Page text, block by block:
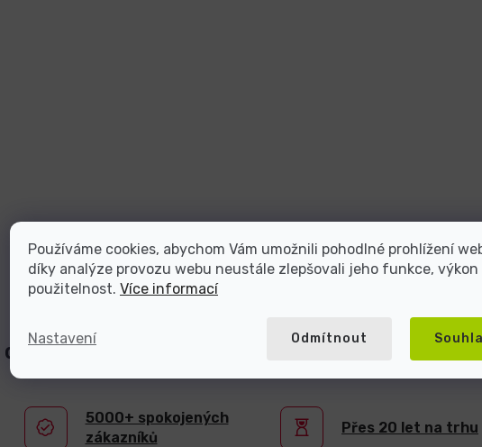
Používáme cookies, abychom Vám umožnili pohodlné prohlížení
díky analýze provozu webu neustále zlepšovali jeho funkce, výkon
použitelnost. Více informací
Nastavení Odmítnout
dodavatel repasované elektroniky s více
5000+ spokojených
zákazníků
Přes 20 let na trhu